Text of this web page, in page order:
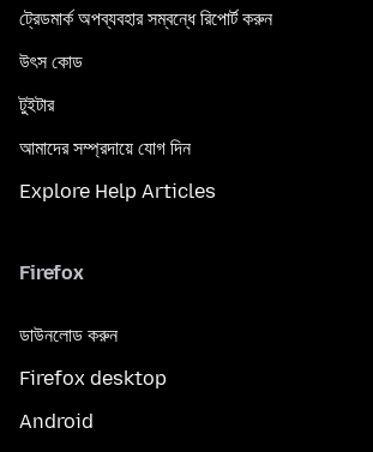
ট্রেডমার্ক অপব্যবহার সম্বন্ধে রিপোর্ট করুন
উৎস কোড
টুইটার
আমাদের সম্প্রদায়ে যোগ দিন
Explore Help Articles
Firefox
ডাউনলোড করুন
Firefox desktop
Android